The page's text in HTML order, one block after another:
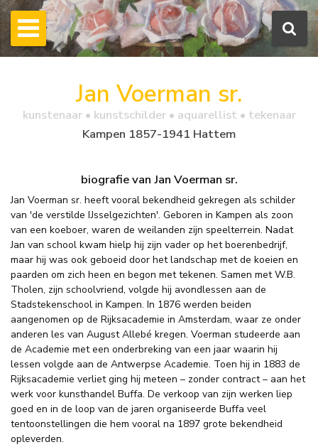
Jan Voerman sr.
kunstenaar • kunstschilder • aquarellist • tekenaar
Kampen 1857-1941 Hattem
biografie van Jan Voerman sr.
Jan Voerman sr. heeft vooral bekendheid gekregen als schilder
van 'de verstilde IJsselgezichten'. Geboren in Kampen als zoon
van een koeboer, waren de weilanden zijn speelterrein. Nadat
Jan van school kwam hielp hij zijn vader op het boerenbedrijf,
maar hij was ook geboeid door het landschap met de koeien en
paarden om zich heen en begon met tekenen. Samen met W.B.
Tholen, zijn schoolvriend, volgde hij avondlessen aan de
Stadstekenschool in Kampen. In 1876 werden beiden
aangenomen op de Rijksacademie in Amsterdam, waar ze onder
anderen les van August Allebé kregen. Voerman studeerde aan
de Academie met een onderbreking van een jaar waarin hij
lessen volgde aan de Antwerpse Academie. Toen hij in 1883 de
Rijksacademie verliet ging hij meteen – zonder contract – aan het
werk voor kunsthandel Buffa. De verkoop van zijn werken liep
goed en in de loop van de jaren organiseerde Buffa veel
tentoonstellingen die hem vooral na 1897 grote bekendheid
opleverden.